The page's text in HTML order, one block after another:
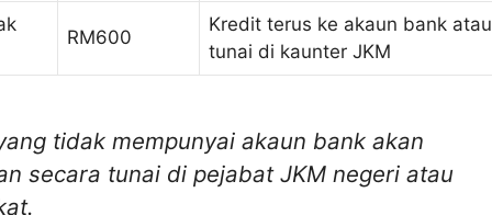
RM600
Kredit terus ke akaun bank atau
tunai di kaunter JKM
tidak mempunyai akaun bank akan
secara tunai di pejabat JKM negeri atau